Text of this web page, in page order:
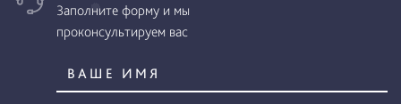
Заполните форму и мы
проконсультируем вас